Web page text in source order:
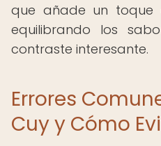
que añade un
equilibrando los
contraste interesante.
Errores
Cuy y Cómo